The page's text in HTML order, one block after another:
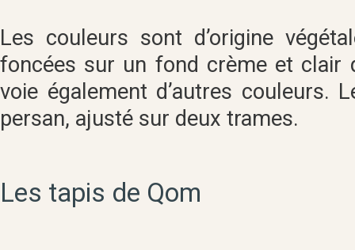
Les couleurs sont d’origine
foncées sur un fond crème et clair
voie également d’autres
persan, ajusté sur deux trames.
Les tapis de Qom